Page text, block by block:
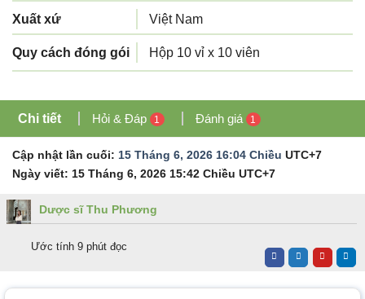
Xuất xứ Việt Nam
Quy cách đóng gói Hộp 10 vỉ x 10 viên
Chi tiết Hỏi & Đáp 1 Đánh giá 1
Cập nhật lần cuối: 15 Tháng 6, 2026 16:04 Chiều UTC+7
Ngày viết: 15 Tháng 6, 2026 15:42 Chiều UTC+7
Dược sĩ Thu Phương
Ước tính 9 phút đọc